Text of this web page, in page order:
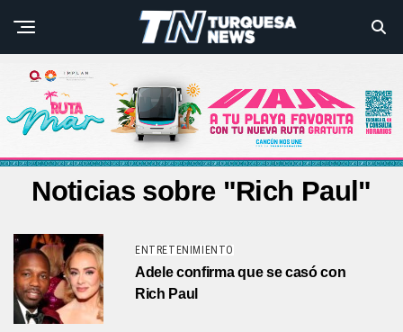
Noticias sobre "Rich Paul"
ENTRETENIMIENTO
Adele confirma que se casó con
Rich Paul